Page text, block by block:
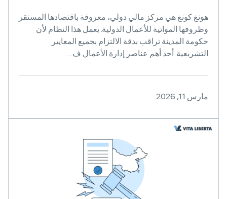
هونغ كونغ هي مركز مالي دولي، معروفة باقتصادها المستقر
وظروفها المواتية للأعمال الدولية. يعمل هذا النظام لأن
حكومة المدينة تراقب بدقة الالتزام بجميع المعايير
التشريعية. أحد أهم عناصر إدارة الأعمال ف…
مارس 11, 2026